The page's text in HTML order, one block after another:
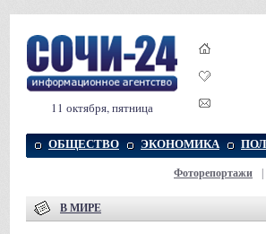
11 октября, пятница
ОБЩЕСТВО ЭКОНОМИКА
Фоторепортажи
В МИРЕ